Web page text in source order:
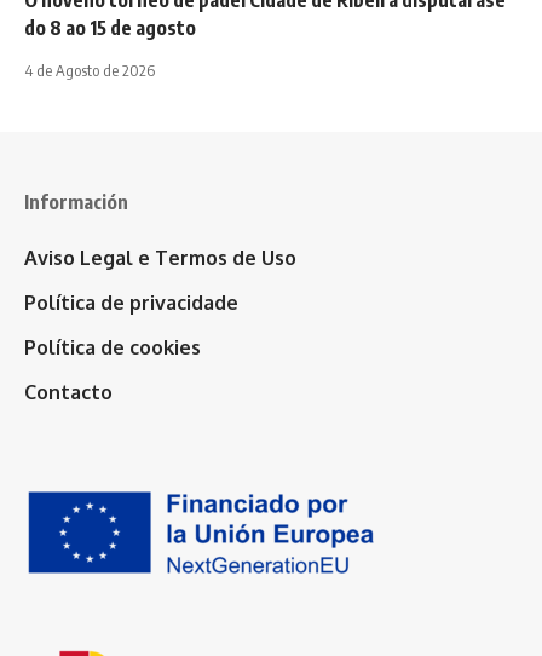
do 8 ao 15 de agosto
4 de Agosto de 2026
Información
Aviso Legal e Termos de Uso
Política de privacidade
Política de cookies
Contacto